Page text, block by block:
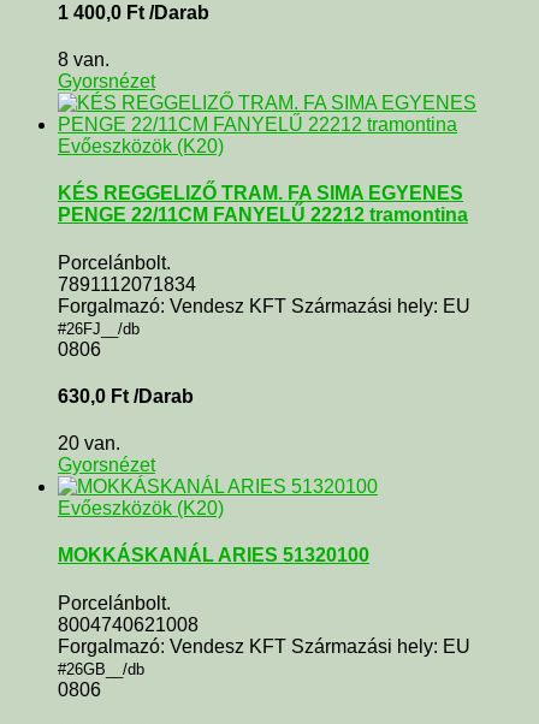
1 400,0 Ft /Darab
8 van.
Gyorsnézet
Evőeszközök (K20)
KÉS REGGELIZŐ TRAM. FA SIMA EGYENES
PENGE 22/11CM FANYELŰ 22212 tramontina
Porcelánbolt.
7891112071834
Forgalmazó: Vendesz KFT Származási hely: EU
#26FJ__/db
0806
630,0 Ft /Darab
20 van.
Gyorsnézet
Evőeszközök (K20)
MOKKÁSKANÁL ARIES 51320100
Porcelánbolt.
8004740621008
Forgalmazó: Vendesz KFT Származási hely: EU
#26GB__/db
0806